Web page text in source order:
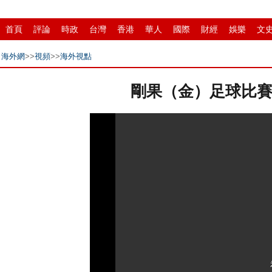
首頁 評論 時政 台灣 香港 華人 國際 財經 娛樂 文
招商 縣域 環保 創投
海外網>>視頻>>海外視點
剛果（金）足球比